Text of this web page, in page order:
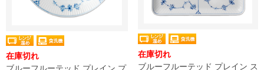
在庫切れ
ブルーフルーテッド プレイン プ
在庫切れ
ブルーフルーテッド プレイン ス